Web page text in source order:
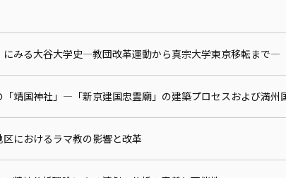
にみる大谷大学史—教団改革運動から真宗大学東京移転まで—
「靖国神社」—「新京建国忠霊廟」の建築プロセスおよび満
におけるラマ教の影響と改革